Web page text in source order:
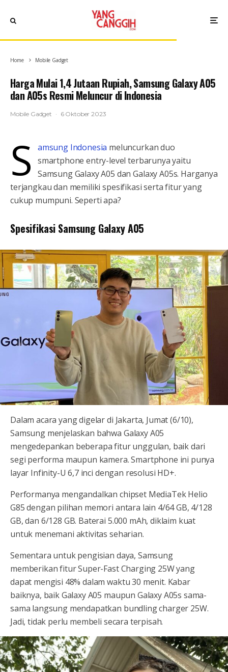
Home Mobile Gadget
Harga Mulai 1,4 Jutaan Rupiah, Samsung Galaxy A05
dan A05s Resmi Meluncur di Indonesia
Mobile Gadget · 6 Oktober 2023
S amsung Indonesia meluncurkan duo
smartphone entry-level terbarunya yaitu
Samsung Galaxy A05 dan Galaxy A05s. Harganya
terjangkau dan memiliki spesifikasi serta fitur yang
cukup mumpuni. Seperti apa?
Spesifikasi Samsung Galaxy A05
Dalam acara yang digelar di Jakarta, Jumat (6/10),
Samsung menjelaskan bahwa Galaxy A05
mengedepankan beberapa fitur unggulan, baik dari
segi performa maupun kamera. Smartphone ini punya
layar Infinity-U 6,7 inci dengan resolusi HD+.
Performanya mengandalkan chipset MediaTek Helio
G85 dengan pilihan memori antara lain 4/64 GB, 4/128
GB, dan 6/128 GB. Baterai 5.000 mAh, diklaim kuat
untuk menemani aktivitas seharian.
Sementara untuk pengisian daya, Samsung
memberikan fitur Super-Fast Charging 25W yang
dapat mengisi 48% dalam waktu 30 menit. Kabar
baiknya, baik Galaxy A05 maupun Galaxy A05s sama-
sama langsung mendapatkan bundling charger 25W.
Jadi, tidak perlu membeli secara terpisah.